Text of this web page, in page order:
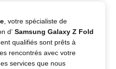
, votre spécialiste de
d’ Samsung Galaxy Z Fold
qualifiés sont prêts à
rencontrés avec votre
services que nous